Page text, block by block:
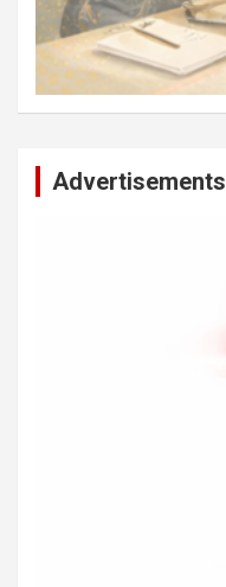
Advertisements